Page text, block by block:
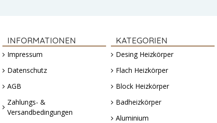
INFORMATIONEN
Impressum
Datenschutz
AGB
Zahlungs- &
Versandbedingungen
KATEGORIEN
Desing Heizkörper
Flach Heizkörper
Block Heizkörper
Badheizkörper
Aluminium